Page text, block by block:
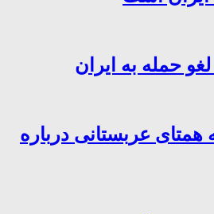
حمله به ایران
عربستانی درباره